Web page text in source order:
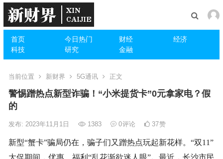
首页 今日热门 财经
经济
科技
研究 金融
当前位置 新财界 5G通讯 正文
警惕蹭热点新型诈骗！“小米提货卡”0元拿家电？假
的
发布: 2023年11月1日 1383 0评论 37赞
新型“蟹卡”骗局仍在，骗子们又蹭热点玩起新花样。“双11”
大促期间，优惠、福利“乱花渐欲迷人眼”。最近，长沙市民